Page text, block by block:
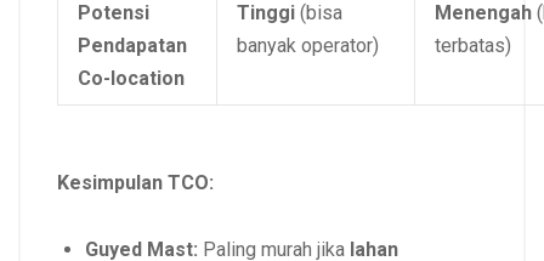
Potensi
Pendapatan
Co-location
Tinggi (bisa
banyak operator)
Menengah
terbatas)
Kesimpulan TCO:
Guyed Mast: Paling murah jika lahan